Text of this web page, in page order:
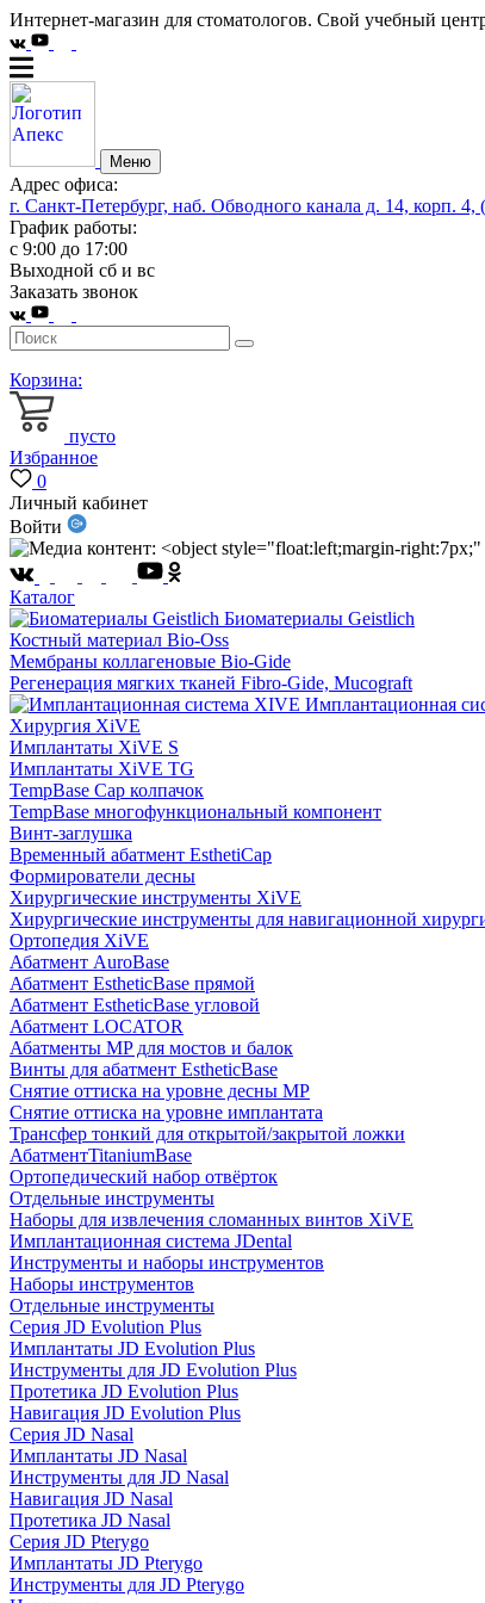
Интернет-магазин для стоматологов. Свой учебный
Меню
Адрес офиса:
г. Санкт-Петербург, наб. Обводного канала д. 14, корп.
График работы:
с 9:00 до 17:00
Выходной сб и вс
Заказать звонок
Корзина:
пусто
Избранное
0
Личный кабинет
Войти
Каталог
Биоматериалы Geistlich
Костный материал Bio-Oss
Мембраны коллагеновые Bio-Gide
Регенерация мягких тканей Fibro-Gide, Mucograft
Имплантационная
Хирургия XiVE
Имплантаты XiVE S
Имплантаты XiVE TG
TempBase Cap колпачок
TempBase многофункциональный компонент
Винт-заглушка
Временный абатмент EsthetiCap
Формирователи десны
Хирургические инструменты XiVE
Хирургические инструменты для навигационной
Ортопедия XiVE
Абатмент AuroBase
Абатмент EstheticBase прямой
Абатмент EstheticBase угловой
Абатмент LOCATOR
Абатменты MP для мостов и балок
Винты для абатмент EstheticBase
Снятие оттиска на уровне десны MP
Снятие оттиска на уровне имплантата
Трансфер тонкий для открытой/закрытой ложки
АбатментTitaniumBase
Ортопедический набор отвёрток
Отдельные инструменты
Наборы для извлечения сломанных винтов XiVE
Имплантационная система JDental
Инструменты и наборы инструментов
Наборы инструментов
Отдельные инструменты
Серия JD Evolution Plus
Имплантаты JD Evolution Plus
Инструменты для JD Evolution Plus
Протетика JD Evolution Plus
Навигация JD Evolution Plus
Серия JD Nasal
Имплантаты JD Nasal
Инструменты для JD Nasal
Навигация JD Nasal
Протетика JD Nasal
Серия JD Pterygo
Имплантаты JD Pterygo
Инструменты для JD Pterygo